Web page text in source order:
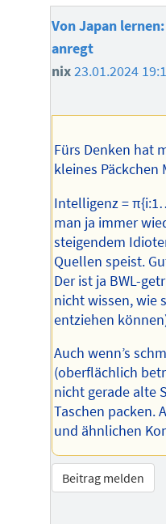
Von Japan
anregt
nix23.01.2024
Fürs Denken hat
kleines Päckchen
Intelligenz =
man ja immer
steigendem
Quellen speist.
Der ist ja BWL-
nicht wissen, wie
entziehen
Auch wenn’s
(oberflächlich
nicht gerade alte
Taschen packen.
und ähnlichen
Beitrag melden